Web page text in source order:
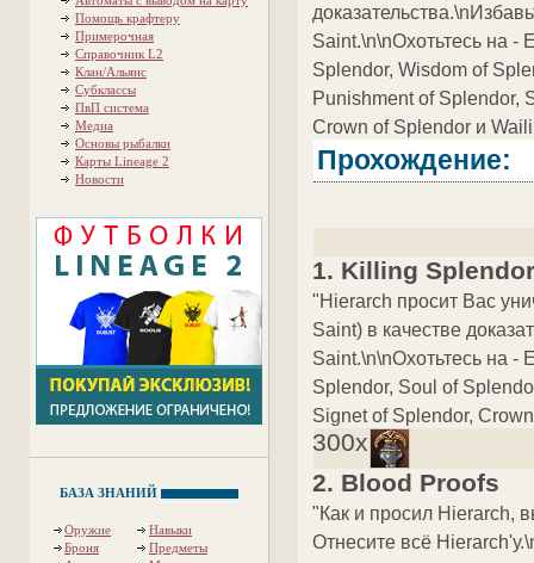
Помощь крафтеру
Примерочная
Справочник L2
Клан/Альянс
Субклассы
ПвП система
Медиа
Основы рыбалки
Карты Lineage 2
Новости
БАЗА ЗНАНИЙ
Оружие
Навыки
Броня
Предметы
Saint.\n\nОхотьтесь на -
Splendor, Wisdom of
Punishment of Splendor,
Crown of Splendor и
Прохождение:
1. Killing
"Hierarch просит Вас
Saint) в качестве
Saint.\n\nОхотьтесь на -
Splendor, Soul of
Signet of Splendor,
300x
2. Blood Proofs
"Как и просил Hierarch,
Отнесите всё